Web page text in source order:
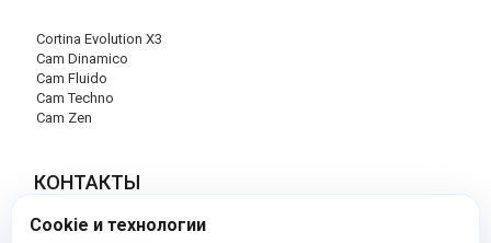
Cortina Evolution X3
Cam Dinamico
Cam Fluido
Cam Techno
Cam Zen
КОНТАКТЫ
+7 (495) 120-29-85
Cookie и технологии